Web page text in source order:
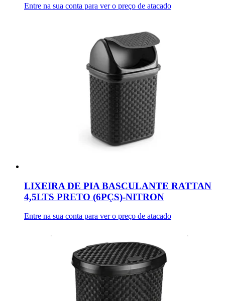
Entre na sua conta para ver o preço de atacado
LIXEIRA DE PIA BASCULANTE RATTAN
4,5LTS PRETO (6PÇS)-NITRON
Entre na sua conta para ver o preço de atacado